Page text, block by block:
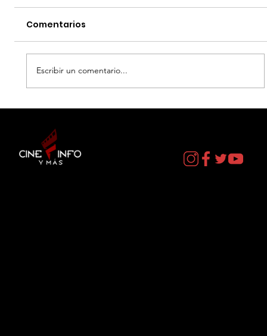
CURIOSOS por LIZ GIL
Comentarios
Escribir un comentario...